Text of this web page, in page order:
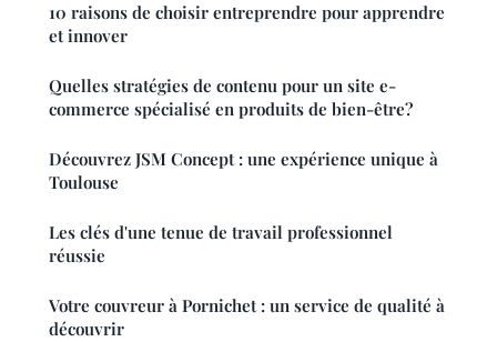
10 raisons de choisir entreprendre pour apprendre
et innover
Quelles stratégies de contenu pour un site e-
commerce spécialisé en produits de bien-être?
Découvrez JSM Concept : une expérience unique à
Toulouse
Les clés d'une tenue de travail professionnel
réussie
Votre couvreur à Pornichet : un service de qualité à
découvrir